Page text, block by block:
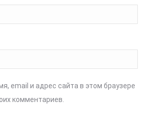
email и адрес сайта в этом браузере
комментариев.